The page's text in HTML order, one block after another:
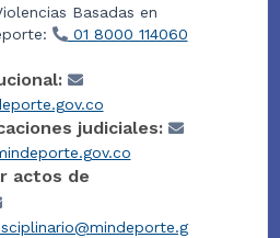
Basadas en
01 8000 114060
judiciales:
actos de